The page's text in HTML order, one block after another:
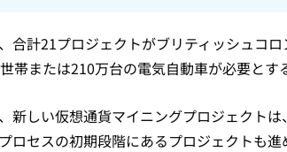
合計21プロジェクトがブリティッシュコ
帯または210万台の電気自動車が必要とす
新しい仮想通貨マイニングプロジェクト
ロセスの初期段階にあるプロジェクトも